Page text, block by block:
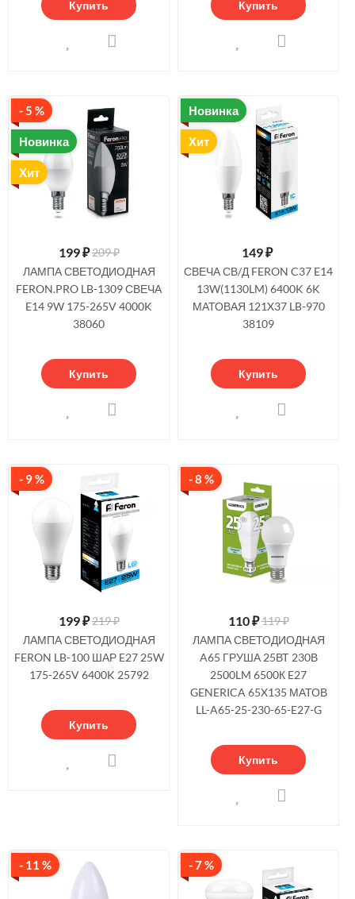
Купить Купить
- 5 %
Новинка
Хит
199₽209 ₽
ЛАМПА СВЕТОДИОДНАЯ
FERON.PRO LB-1309 СВЕЧА
E14 9W 175-265V 4000K
38060
Купить
Новинка
Хит
149₽
СВЕЧА СВ/Д FERON C37 E14
13W(1130LM) 6400K 6K
МАТОВАЯ 121X37 LB-970
38109
Купить
- 9 %
199₽219 ₽
ЛАМПА СВЕТОДИОДНАЯ
FERON LB-100 ШАР E27 25W
175-265V 6400K 25792
Купить
- 8 %
110₽119 ₽
ЛАМПА СВЕТОДИОДНАЯ
A65 ГРУША 25ВТ 230В
2500LM 6500К E27
GENERICA 65X135 МАТОВ
LL-A65-25-230-65-E27-G
Купить
- 11 % - 7 %